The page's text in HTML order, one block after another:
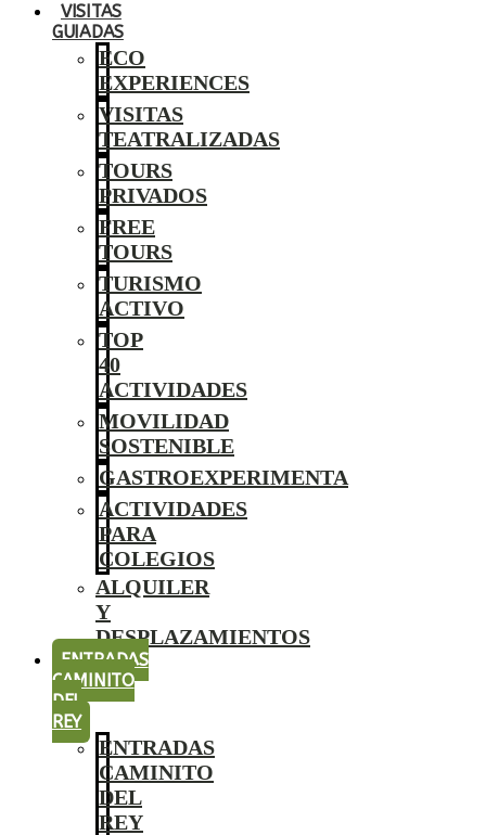
VISITAS
GUIADAS
ECO
EXPERIENCES
VISITAS
TEATRALIZADAS
TOURS
PRIVADOS
FREE
TOURS
TURISMO
ACTIVO
TOP
40
ACTIVIDADES
MOVILIDAD
SOSTENIBLE
GASTROEXPERIMENTA
ACTIVIDADES
PARA
COLEGIOS
ALQUILER
Y
DESPLAZAMIENTOS
ENTRADAS
CAMINITO
DEL
REY
ENTRADAS
CAMINITO
DEL
REY